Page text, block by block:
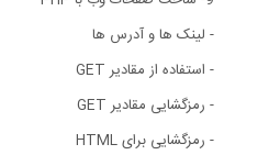
- لینک ها و آدرس ها
- استفاده از مقادیر GET
- رمزگشایی مقادیر GET
- رمزگشایی برای HTML